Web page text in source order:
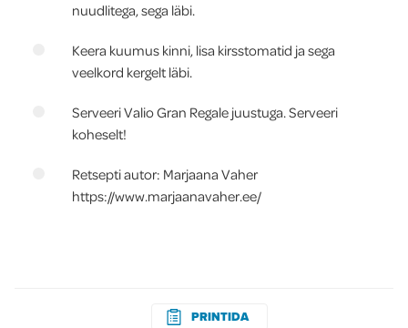
nuudlitega, sega läbi.
Keera kuumus kinni, lisa kirsstomatid ja sega
veelkord kergelt läbi.
Serveeri Valio Gran Regale juustuga. Serveeri
koheselt!
Retsepti autor: Marjaana Vaher
https://www.marjaanavaher.ee/
PRINTIDA